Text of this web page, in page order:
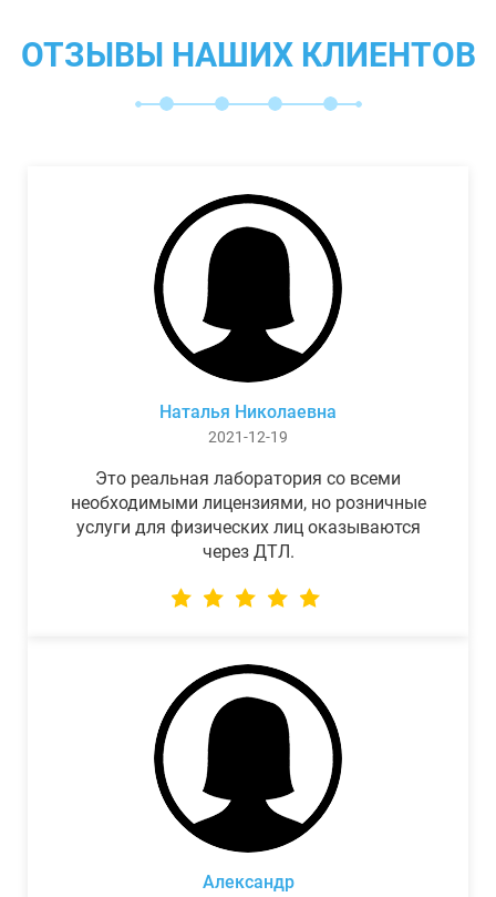
ОТЗЫВЫ НАШИХ КЛИЕНТОВ
Наталья Николаевна
2021-12-19
Это реальная лаборатория со всеми
необходимыми лицензиями, но розничные
услуги для физических лиц оказываются
через ДТЛ.
Александр